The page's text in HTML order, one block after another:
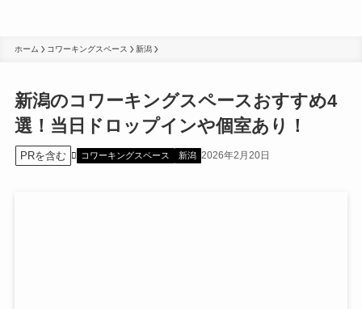
ホーム コワーキングスペース 新潟
新潟のコワーキングスペースおすすめ4
選！当日ドロップインや個室あり！
PRを含む コワーキングスペース 新潟 2026年2月20日